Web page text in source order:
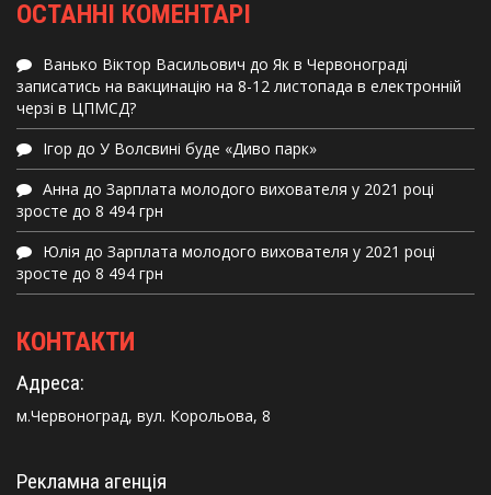
ОСТАННІ КОМЕНТАРІ
Ванько Віктор Васильович до Як в Червонограді
записатись на вакцинацію на 8-12 листопада в електронній
черзі в ЦПМСД?
Ігор до У Волсвині буде «Диво парк»
Анна до Зарплата молодого вихователя у 2021 році
зросте до 8 494 грн
Юлія до Зарплата молодого вихователя у 2021 році
зросте до 8 494 грн
КОНТАКТИ
Адреса:
м.Червоноград, вул. Корольова, 8
Рекламна агенція